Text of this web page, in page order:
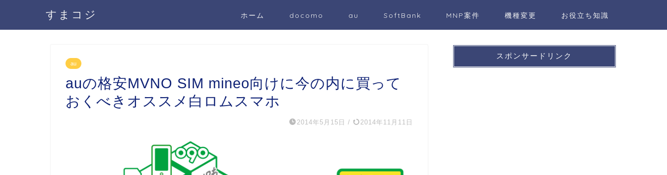
すまコジ ホーム docomo au SoftBank MNP案件 機種変更 お役立ち知識
au
auの格安MVNO SIM mineo向けに今の内に買って
おくべきオススメ白ロムスマホ
2014年5月15日 / 2014年11月11日
スポンサードリンク